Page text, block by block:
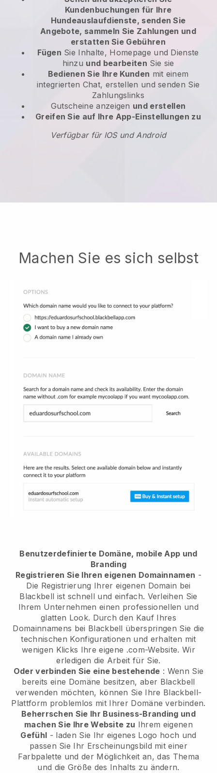
Kundenbuchungen für Ihre
Hundeauslaufdienste, senden Sie
Angebote, sammeln Sie Zahlungen und
erstatten Sie Gebühren
Fügen Sie Inhalte, Homepage und Dienste
hinzu und bearbeiten Sie sie
Bedienen Sie Ihre Kunden mit einem
integrierten Chat, erstellen und senden Sie
Zahlungslinks
Gutscheine anzeigen und erstellen
Greifen Sie auf Ihre App-Einstellungen zu
Verfügbar für IOS und Android
Machen Sie es sich selbst
Benutzerdefinierte Domäne, mobile App und
Branding
Registrieren Sie Ihren eigenen Domainnamen -
Die Registrierung Ihrer eigenen Domain bei
Blackbell ist schnell und einfach. Verleihen Sie
Ihrem Unternehmen einen professionellen und
glatten Look. Durch den Kauf Ihres
Domainnamens bei Blackbell überspringen Sie die
technischen Konfigurationen und erhalten mit
wenigen Klicks Ihre eigene .com-Website. Wir
erledigen die Arbeit für Sie.
Oder verbinden Sie eine bestehende : Wenn Sie
bereits eine Domäne besitzen, aber Blackbell
verwenden möchten, können Sie Ihre Blackbell-
Plattform problemlos mit Ihrer Domäne verbinden.
Beherrschen Sie Ihr Business-Branding und
machen Sie Ihre Website zu Ihrem eigenen
Gefühl - laden Sie Ihr eigenes Logo hoch und
passen Sie Ihr Erscheinungsbild mit einer
Farbpalette und der Möglichkeit an, das Thema
und die Größe des Inhalts zu ändern.